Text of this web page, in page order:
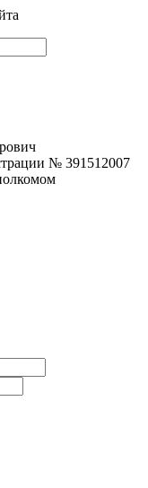
№ 391512007